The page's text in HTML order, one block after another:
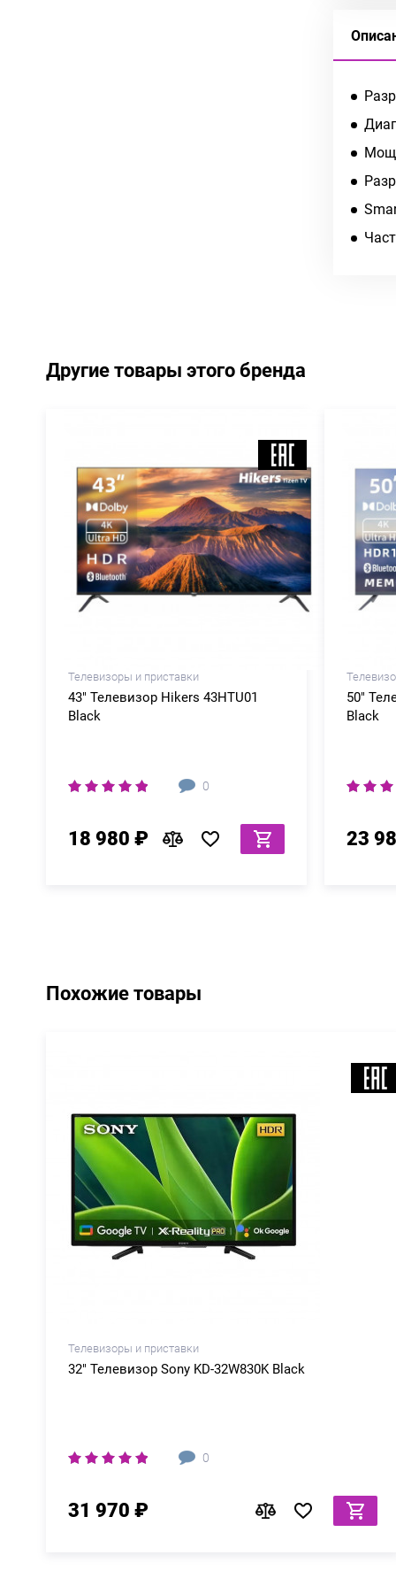
Другие товары этого бренда
Телевизоры и приставки
43" Телевизор Hikers 43HTU01
Black
0
18 980 ₽
50"
Black
23
Похожие товары
Телевизоры и приставки
50" Телевизор Dreame 50Q100 Black
0
35 970 ₽